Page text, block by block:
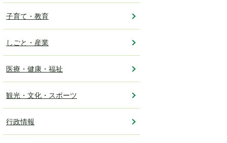
子育て・教育
しごと・産業
医療・健康・福祉
観光・文化・スポーツ
行政情報